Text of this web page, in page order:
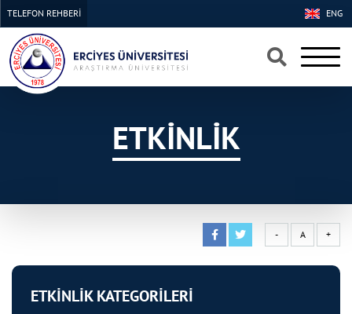
×
×
ENG
TELEFON REHBERİ
ETKİNLİK
- A +
ETKİNLİK KATEGORİLERİ